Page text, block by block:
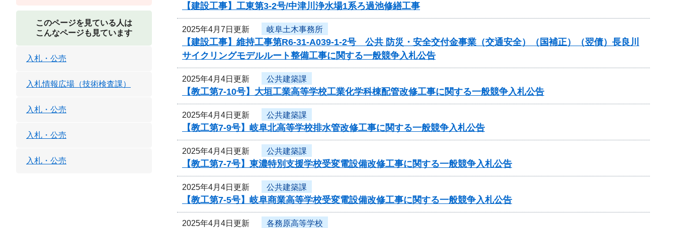
【建設工事】工東第3-2号/中津川浄水場1系ろ過池修繕工事
2025年4月7日更新 岐阜土木事務所
【建設工事】維持工事第R6-31-A039-1-2号 公共 防災・安全交付金事業（交通安全）（国補正）（翌債）長良川
サイクリングモデルルート整備工事に関する一般競争入札公告
2025年4月4日更新 公共建築課
【教工第7-10号】大垣工業高等学校工業化学科棟配管改修工事に関する一般競争入札公告
2025年4月4日更新 公共建築課
【教工第7-9号】岐阜北高等学校排水管改修工事に関する一般競争入札公告
2025年4月4日更新 公共建築課
【教工第7-7号】東濃特別支援学校受変電設備改修工事に関する一般競争入札公告
2025年4月4日更新 公共建築課
【教工第7-5号】岐阜商業高等学校受変電設備改修工事に関する一般競争入札公告
2025年4月4日更新 各務原高等学校
このページを見ている人は
こんなページも見ています
入札・公売
入札情報広場（技術検査課）
入札・公売
入札・公売
入札・公売